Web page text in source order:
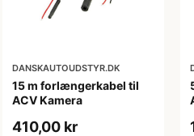
DANSKAUTOUDSTYR.DK
15 m forlængerkabel til
ACV Kamera
410,00 kr